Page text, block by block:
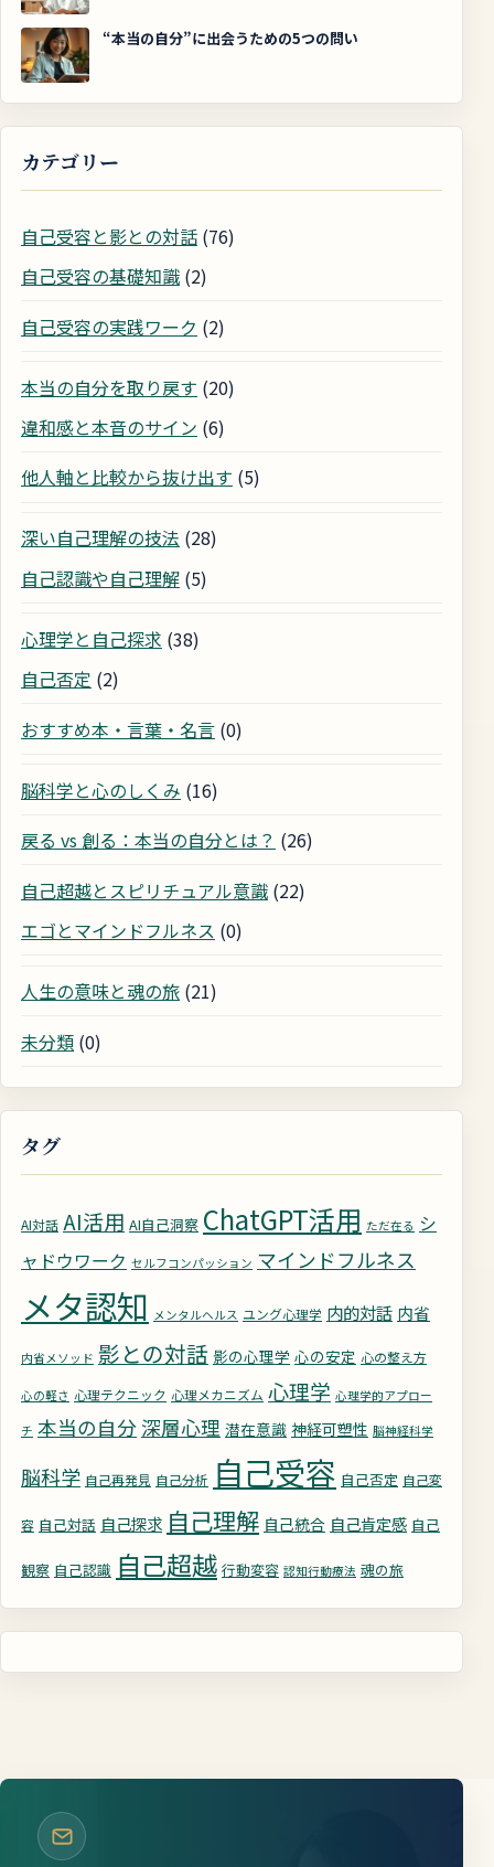
“本当の自分”に出会うための5つの問い
カテゴリー
自己受容と影との対話 (76)
自己受容の基礎知識 (2)
自己受容の実践ワーク (2)
本当の自分を取り戻す (20)
違和感と本音のサイン (6)
他人軸と比較から抜け出す (5)
深い自己理解の技法 (28)
自己認識や自己理解 (5)
心理学と自己探求 (38)
自己否定 (2)
おすすめ本・言葉・名言 (0)
脳科学と心のしくみ (16)
戻る vs 創る：本当の自分とは？ (26)
自己超越とスピリチュアル意識 (22)
エゴとマインドフルネス (0)
人生の意味と魂の旅 (21)
未分類 (0)
タグ
AI対話 AI活用 AI自己洞察 ChatGPT活用 ただ在る シ
ャドウワーク セルフコンパッション マインドフルネス
メタ認知 メンタルヘルス ユング心理学 内的対話 内省
内省メソッド 影との対話 影の心理学 心の安定 心の整え方
心の軽さ 心理テクニック 心理メカニズム 心理学 心理学的アプロー
チ 本当の自分 深層心理 潜在意識 神経可塑性 脳神経科学
脳科学 自己再発見 自己分析 自己受容 自己否定 自己変
容 自己対話 自己探求 自己理解 自己統合 自己肯定感 自己
観察 自己認識 自己超越 行動変容 認知行動療法 魂の旅